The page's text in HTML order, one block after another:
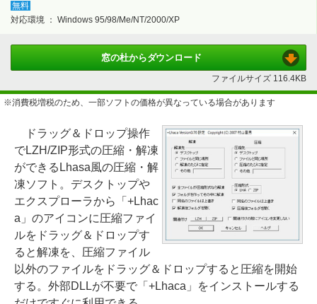
無料
対応環境 ： Windows 95/98/Me/NT/2000/XP
窓の杜からダウンロード
ファイルサイズ 116.4KB
※消費税増税のため、一部ソフトの価格が異なっている場合があります
ドラッグ＆ドロップ操作
でLZH/ZIP形式の圧縮・解凍
ができるLhasa風の圧縮・解
凍ソフト。デスクトップや
エクスプローラから「+Lhac
a」のアイコンに圧縮ファイ
ルをドラッグ＆ドロップす
ると解凍を、圧縮ファイル
以外のファイルをドラッグ＆ドロップすると圧縮を開始
する。外部DLLが不要で「+Lhaca」をインストールする